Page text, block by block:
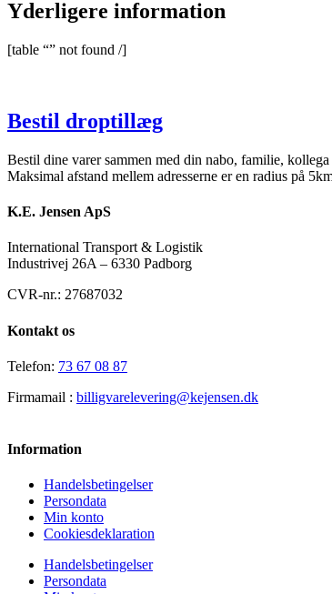
Yderligere information
[table “” not found /]
Bestil droptillæg
Bestil dine varer sammen med din nabo, familie,
Maksimal afstand mellem adresserne er en radius på
K.E. Jensen ApS
International Transport & Logistik
Industrivej 26A – 6330 Padborg
CVR-nr.: 27687032
Kontakt os
Telefon: 73 67 08 87
Firmamail : billigvarelevering@kejensen.dk
Information
Handelsbetingelser
Persondata
Min konto
Cookiesdeklaration
Handelsbetingelser
Persondata